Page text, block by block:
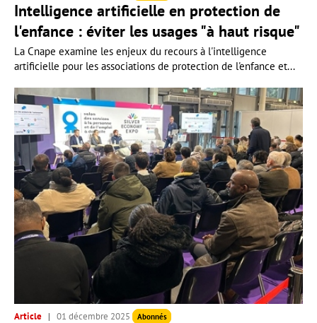
Intelligence artificielle en protection de
l'enfance : éviter les usages "à haut risque"
La Cnape examine les enjeux du recours à l'intelligence
artificielle pour les associations de protection de l'enfance et...
Article 01 décembre 2025 Abonnés